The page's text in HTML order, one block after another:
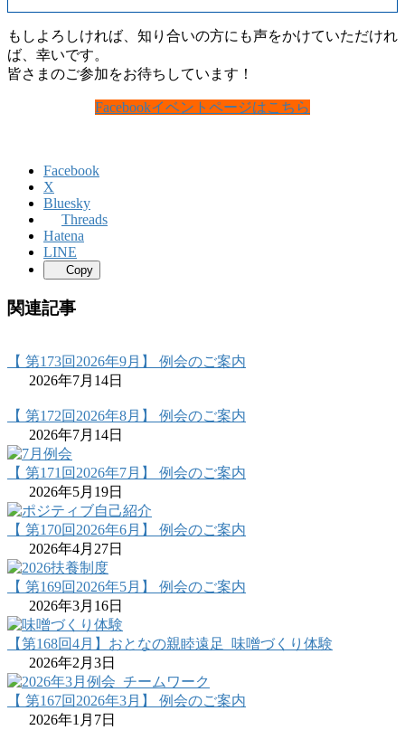
もしよろしければ、知り合いの方にも声をかけていただけれ
ば、幸いです。
皆さまのご参加をお待ちしています！
Facebookイベントページはこちら
Facebook
X
Bluesky
Threads
Hatena
LINE
Copy
関連記事
【 第173回2026年9月】 例会のご案内
2026年7月14日
【 第172回2026年8月】 例会のご案内
2026年7月14日
【 第171回2026年7月】 例会のご案内
2026年5月19日
【 第170回2026年6月】 例会のご案内
2026年4月27日
【 第169回2026年5月】 例会のご案内
2026年3月16日
【第168回4月】おとなの親睦遠足_味噌づくり体験
2026年2月3日
【 第167回2026年3月】 例会のご案内
2026年1月7日